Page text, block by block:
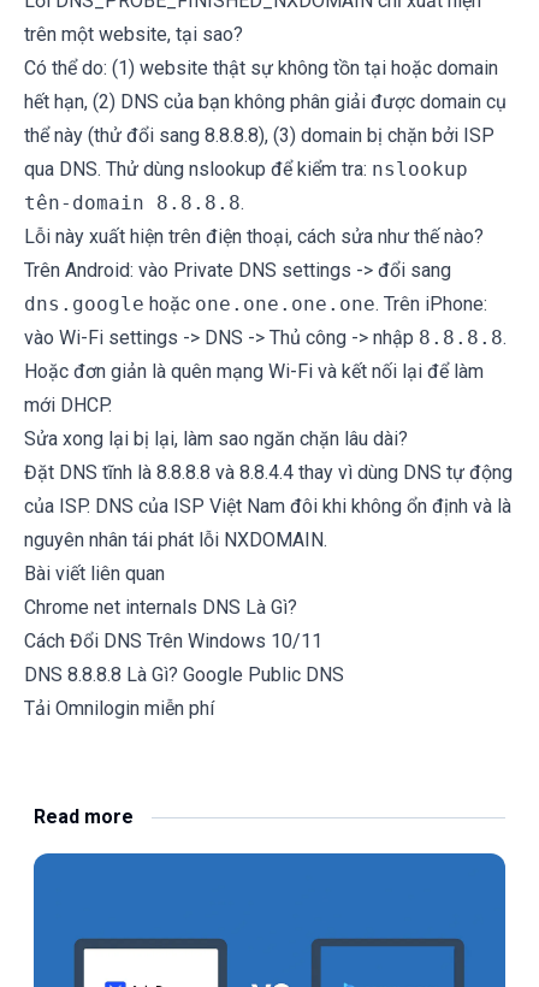
trên một website, tại sao?
Có thể do: (1) website thật sự không tồn tại hoặc domain
hết hạn, (2) DNS của bạn không phân giải được domain cụ
thể này (thử đổi sang 8.8.8.8), (3) domain bị chặn bởi ISP
qua DNS. Thử dùng nslookup để kiểm tra: nslookup
tên-domain 8.8.8.8.
Lỗi này xuất hiện trên điện thoại, cách sửa như thế nào?
Trên Android: vào Private DNS settings -> đổi sang
dns.google hoặc one.one.one.one. Trên iPhone:
vào Wi-Fi settings -> DNS -> Thủ công -> nhập 8.8.8.8.
Hoặc đơn giản là quên mạng Wi-Fi và kết nối lại để làm
mới DHCP.
Sửa xong lại bị lại, làm sao ngăn chặn lâu dài?
Đặt DNS tĩnh là 8.8.8.8 và 8.8.4.4 thay vì dùng DNS tự động
của ISP. DNS của ISP Việt Nam đôi khi không ổn định và là
nguyên nhân tái phát lỗi NXDOMAIN.
Bài viết liên quan
Chrome net internals DNS Là Gì?
Cách Đổi DNS Trên Windows 10/11
DNS 8.8.8.8 Là Gì? Google Public DNS
Tải Omnilogin miễn phí
Read more